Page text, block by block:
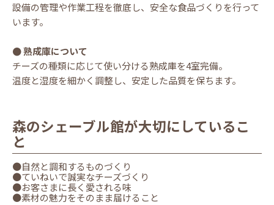
設備の管理や作業工程を徹底し、安全な食品づくりを行って
います。
● 熟成庫について
チーズの種類に応じて使い分ける熟成庫を4室完備。
温度と湿度を細かく調整し、安定した品質を保ちます。
森のシェーブル館が大切にしているこ
と
●自然と調和するものづくり
●ていねいで誠実なチーズづくり
●お客さまに長く愛される味
●素材の魅力をそのまま届けること